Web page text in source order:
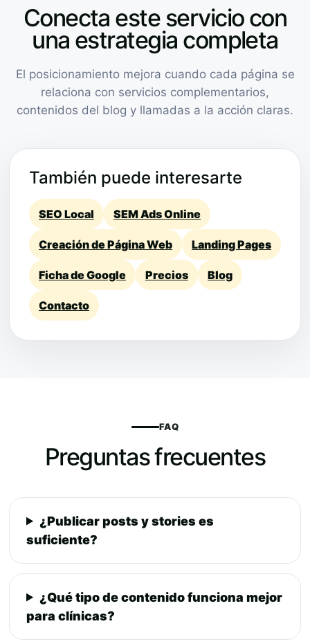
Conecta este servicio con
una estrategia completa
El posicionamiento mejora cuando cada página se
relaciona con servicios complementarios,
contenidos del blog y llamadas a la acción claras.
También puede interesarte
SEO Local SEM Ads Online
Creación de Página Web Landing Pages
Ficha de Google Precios Blog
Contacto
FAQ
Preguntas frecuentes
¿Publicar posts y stories es
suficiente?
¿Qué tipo de contenido funciona mejor
para clínicas?